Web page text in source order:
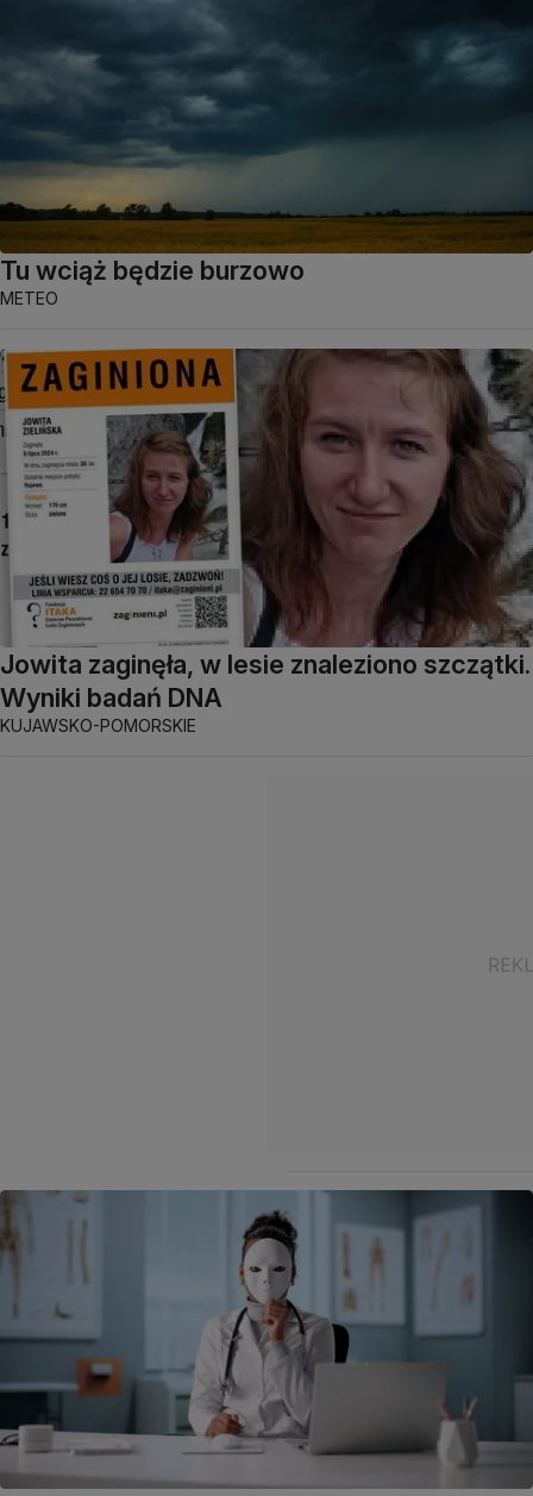
Tu wciąż będzie burzowo
METEO
Jowita zaginęła, w lesie znaleziono szczątki.
Wyniki badań DNA
KUJAWSKO-POMORSKIE